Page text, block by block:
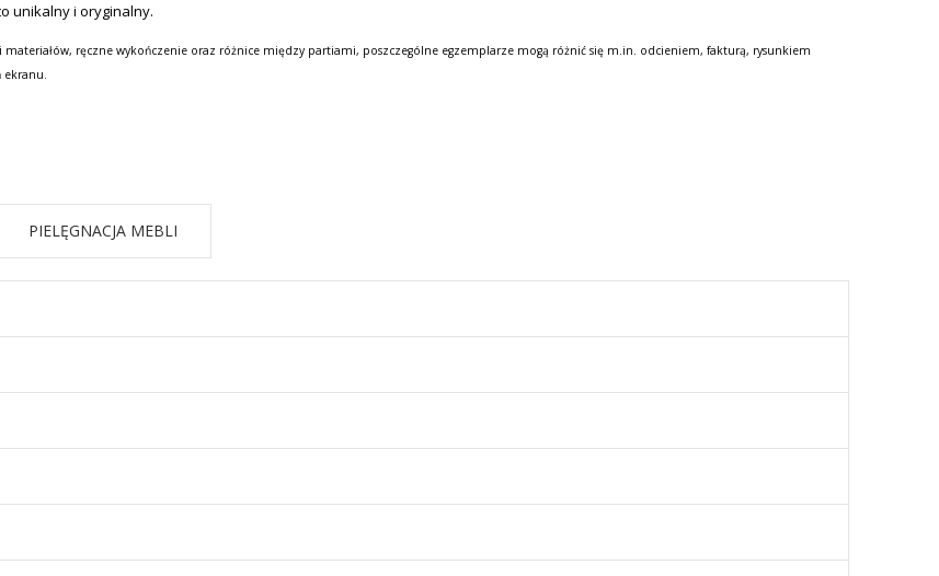
unikalny i oryginalny.
ręczne wykończenie oraz różnice między partiami, poszczególne egzemplarze mogą różnić się m.in. odcieniem, fakturą, rysunkiem
ekranu.
PIELĘGNACJA MEBLI